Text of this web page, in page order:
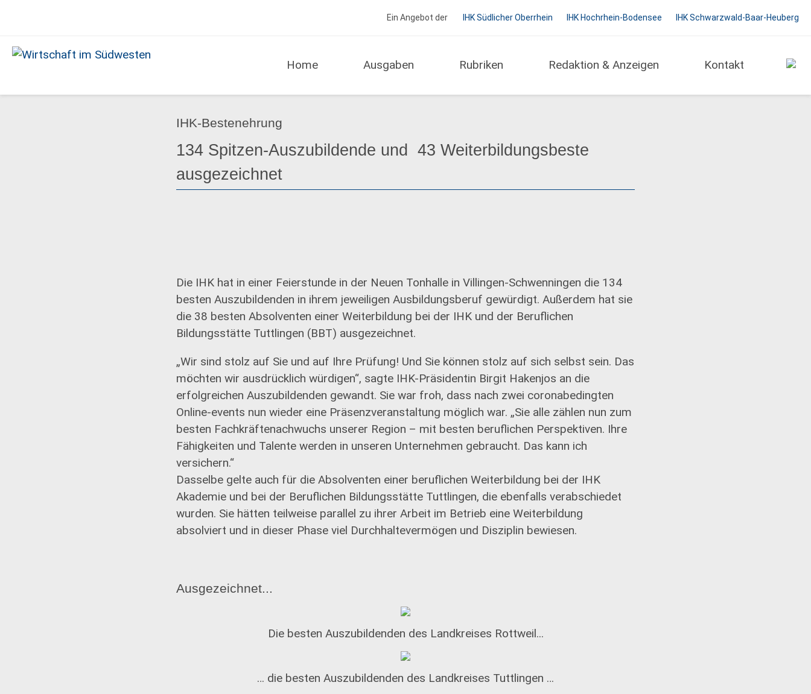
Ein Angebot der IHK Südlicher Oberrhein IHK Hochrhein-Bodensee IHK Schwarzwald-Baar-Heuberg
Home Ausgaben Rubriken Redaktion & Anzeigen Kontakt
Regio Report IHK Schwarzwald-Baar-Heuberg
IHK-Bestenehrung
134 Spitzen-Auszubildende und ­ 43 Weiterbildungsbeste
ausgezeichnet
Die IHK hat in einer Feierstunde in der Neuen Tonhalle in Villingen-Schwenningen die 134
besten Auszubildenden in ihrem jeweiligen Ausbildungsberuf gewürdigt. Außerdem hat sie
die 38 besten Absolventen einer Weiterbildung bei der IHK und der Beruflichen
Bildungsstätte Tuttlingen (BBT) ausgezeichnet.
„Wir sind stolz auf Sie und auf Ihre Prüfung! Und Sie können stolz auf sich selbst sein. Das
möchten wir ausdrücklich würdigen“, sagte IHK-Präsidentin Birgit Hakenjos an die
erfolgreichen Auszubildenden gewandt. Sie war froh, dass nach zwei coronabedingten
Online-events nun wieder eine Präsenzveranstaltung möglich war. „Sie alle zählen nun zum
besten Fachkräftenachwuchs unserer Region – mit besten beruflichen Perspektiven. Ihre
Fähigkeiten und Talente werden in unseren Unternehmen gebraucht. Das kann ich
versichern.“
Dasselbe gelte auch für die Absolventen einer beruflichen Weiterbildung bei der IHK
Akademie und bei der Beruflichen Bildungsstätte Tuttlingen, die ebenfalls verabschiedet
wurden. Sie hätten teilweise parallel zu ihrer Arbeit im Betrieb eine Weiterbildung
absolviert und in dieser Phase viel Durchhaltevermögen und Disziplin bewiesen.
Ausgezeichnet...
Die besten Auszubildenden des Landkreises Rottweil...
… die besten Auszubildenden des Landkreises Tuttlingen …